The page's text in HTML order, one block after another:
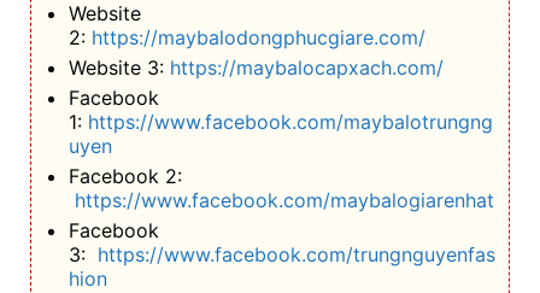
Website
2: https://maybalodongphucgiare.com/
Website 3: https://maybalocapxach.com/
Facebook
1: https://www.facebook.com/maybalotrungng
uyen
Facebook 2:
https://www.facebook.com/maybalogiarenhat
Facebook
3: https://www.facebook.com/trungnguyenfas
hion